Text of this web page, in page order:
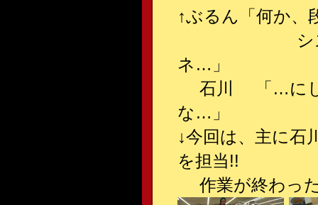
↑ぶるん「何か、
システマチ
ネ…」
石川 「…にし
な…」
↓今回は、主に石
を担当!!
作業が終わっ